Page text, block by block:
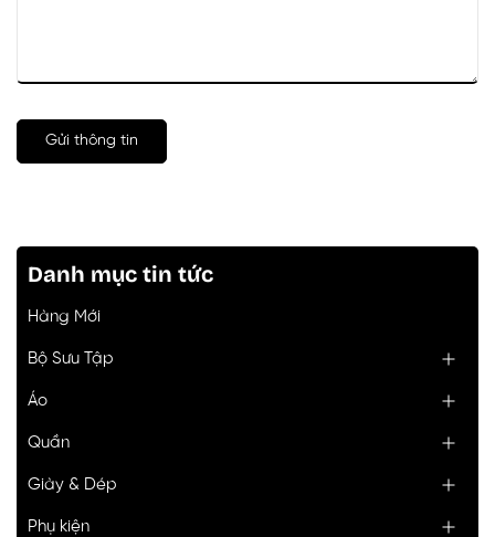
Gửi thông tin
Danh mục tin tức
Hàng Mới
Bộ Sưu Tập
Áo
Quần
Giày & Dép
Phụ kiện